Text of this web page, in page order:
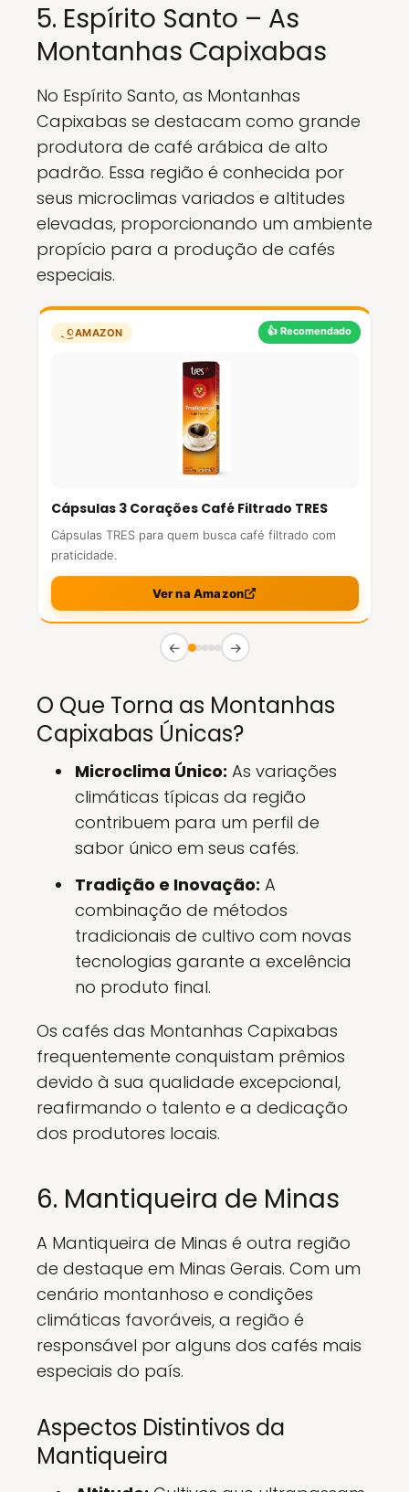
5. Espírito Santo – As
Montanhas Capixabas
No Espírito Santo, as Montanhas
Capixabas se destacam como grande
produtora de café arábica de alto
padrão. Essa região é conhecida por
seus microclimas variados e altitudes
elevadas, proporcionando um ambiente
propício para a produção de cafés
especiais.
👍 Recomendado
AMAZON
Cápsulas 3 Corações Café Filtrado TRES
Cápsulas TRES para quem busca café filtrado com
praticidade.
Ver na Amazon
← →
O Que Torna as Montanhas
Capixabas Únicas?
Microclima Único: As variações
climáticas típicas da região
contribuem para um perfil de
sabor único em seus cafés.
Tradição e Inovação: A
combinação de métodos
tradicionais de cultivo com novas
tecnologias garante a excelência
no produto final.
Os cafés das Montanhas Capixabas
frequentemente conquistam prêmios
devido à sua qualidade excepcional,
reafirmando o talento e a dedicação
dos produtores locais.
6. Mantiqueira de Minas
A Mantiqueira de Minas é outra região
de destaque em Minas Gerais. Com um
cenário montanhoso e condições
climáticas favoráveis, a região é
responsável por alguns dos cafés mais
especiais do país.
Aspectos Distintivos da
Mantiqueira